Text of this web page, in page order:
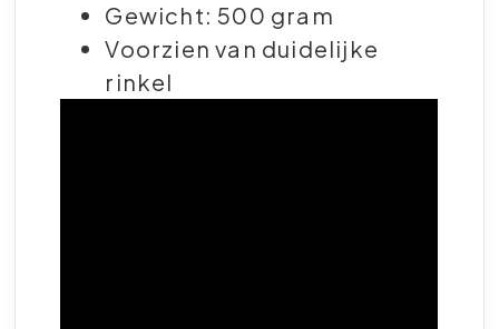
Gewicht: 500 gram
Voorzien van duidelijke
rinkel